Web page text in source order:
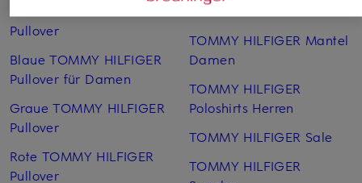
Pullover
Blaue TOMMY HILFIGER
Pullover für Damen
Graue TOMMY HILFIGER
Pullover
Rote TOMMY HILFIGER
Pullover
TOMMY HILFIGER Mantel
TOMMY HILFIGER Mantel
Damen
TOMMY HILFIGER
Poloshirts Herren
TOMMY HILFIGER Sale
TOMMY HILFIGER